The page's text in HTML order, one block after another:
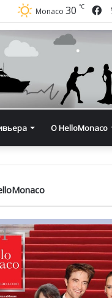
Monaco 30 ℃
О HelloMonaco